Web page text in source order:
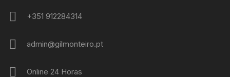
+351 912284314
admin@gilmonteiro.pt
Online 24 Horas